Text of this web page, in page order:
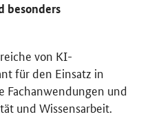
besonders
von KI-
für den Einsatz in
Fachanwendungen und
und Wissensarbeit.